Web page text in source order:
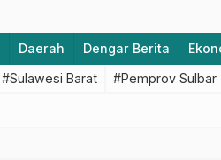
Daerah Dengar Berita
#Sulawesi Barat #Pemprov Sulbar